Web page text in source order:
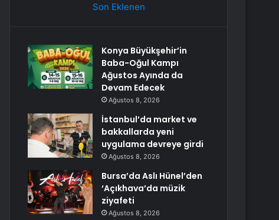
Son Eklenen
Konya Büyükşehir’in
Baba-Oğul Kampı
Ağustos Ayında da
Devam Edecek
Ağustos 8, 2026
İstanbul’da market ve
bakkallarda yeni
uygulama devreye girdi
Ağustos 8, 2026
Bursa’da Aslı Hünel’den
‘Açıkhava’da müzik
ziyafeti
Ağustos 8, 2026